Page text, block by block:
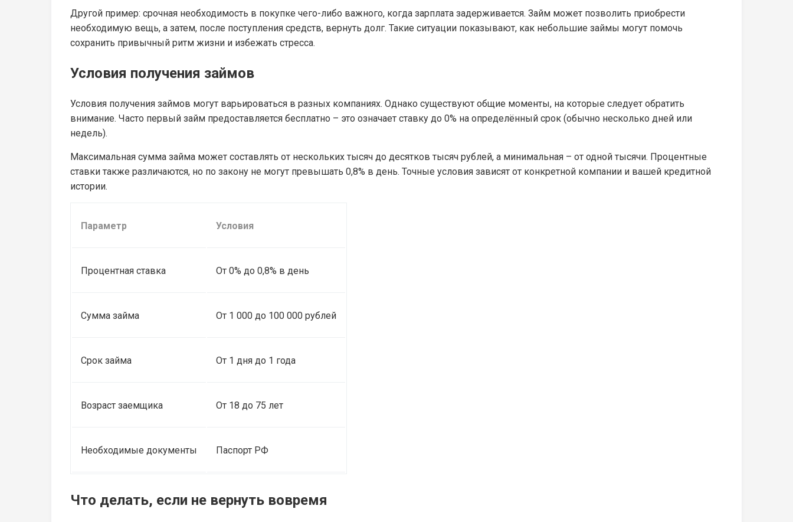
Другой пример: срочная необходимость в покупке чего-либо важного, когда зарплата задерживается. Займ может позволить приобрести
необходимую вещь, а затем, после поступления средств, вернуть долг. Такие ситуации показывают, как небольшие займы могут помочь
сохранить привычный ритм жизни и избежать стресса.
Условия получения займов
Условия получения займов могут варьироваться в разных компаниях. Однако существуют общие моменты, на которые следует обратить
внимание. Часто первый займ предоставляется бесплатно – это означает ставку до 0% на определённый срок (обычно несколько дней или
недель).
Максимальная сумма займа может составлять от нескольких тысяч до десятков тысяч рублей, а минимальная – от одной тысячи. Процентные
ставки также различаются, но по закону не могут превышать 0,8% в день. Точные условия зависят от конкретной компании и вашей кредитной
истории.
Параметр Условия
Процентная ставка От 0% до 0,8% в день
Сумма займа От 1 000 до 100 000 рублей
Срок займа От 1 дня до 1 года
Возраст заемщика От 18 до 75 лет
Необходимые документы Паспорт РФ
Что делать, если не вернуть вовремя